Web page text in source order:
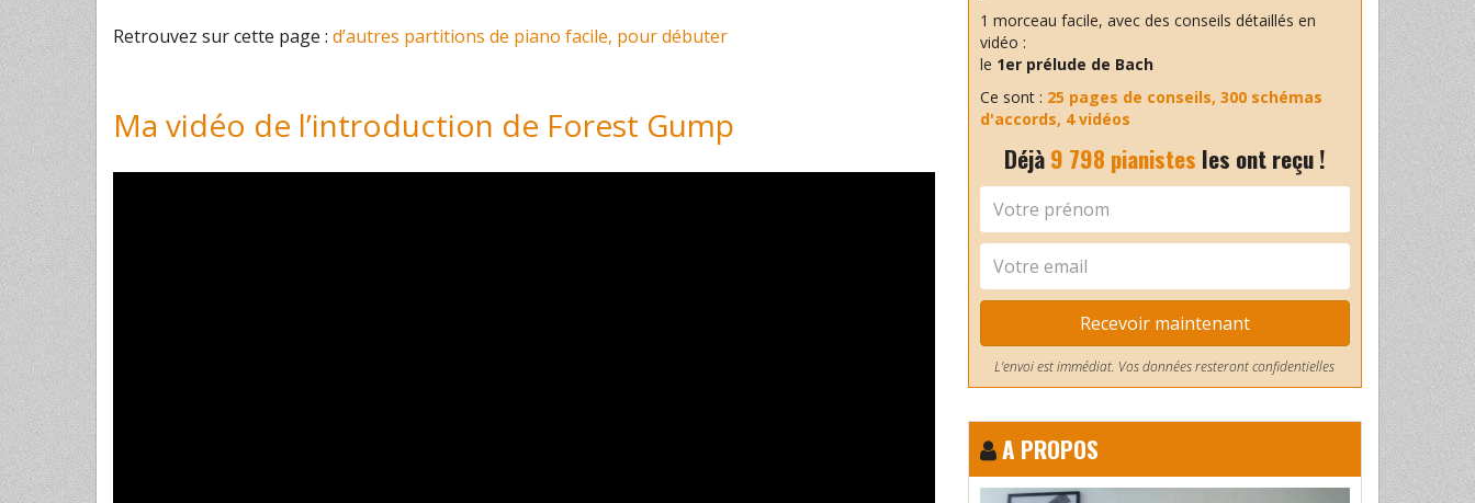
Retrouvez sur cette page : d’autres partitions de piano facile, pour débuter
Ma vidéo de l’introduction de Forest Gump
1 morceau facile, avec des conseils détaillés en
vidéo :
le 1er prélude de Bach
Ce sont : 25 pages de conseils, 300 schémas
d'accords, 4 vidéos
Déjà9 798 pianistes les ont reçu !
Recevoir maintenant
L'envoi est immédiat. Vos données resteront confidentielles
A PROPOS